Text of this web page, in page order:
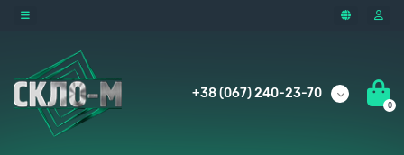
+38 (067) 240-23-70
0